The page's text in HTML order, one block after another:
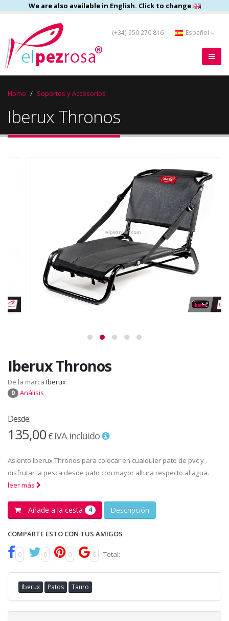
We are also available in English. Click to change
(+34) 950 270 816 Español
Home Soportes y Accesorios
Iberux Thronos
Iberux Thronos
De la marca Iberux
0 Análisis
Desde:
135,00€ IVA incluido
Asiento Iberux Thronos para colocar en cualquier pato de pvc y
disfrutar la pesca desde pato con mayor altura respecto al agua.
leer más
Añade a la cesta 4 Descripción
COMPARTE ESTO CON TUS AMIGOS
0 0 0 0 Total:
Iberux Patos Tauro